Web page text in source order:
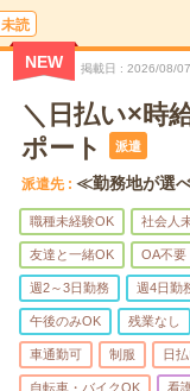
未読
NEW 掲載日 2026/08/07
＼日払い×時
ポート
派遣
派遣先 ≪勤務地が選
職種未経験OK 社会人
友達と一緒OK OA不要
週2～3日勤務 週4日勤
午後のみOK 残業なし
車通勤可 制服 日
自転車・バイクOK 看